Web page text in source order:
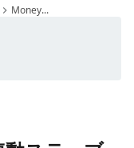
Money...